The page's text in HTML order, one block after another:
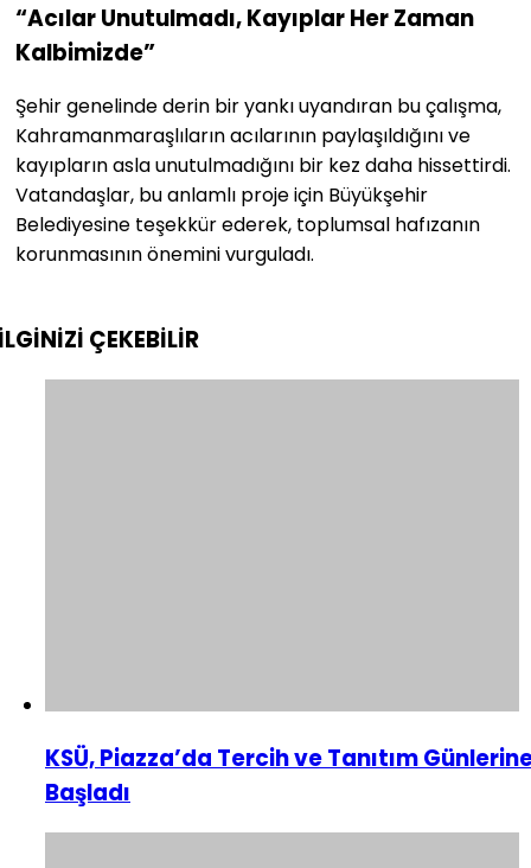
“Acılar Unutulmadı, Kayıplar Her Zaman
Kalbimizde”
Şehir genelinde derin bir yankı uyandıran bu çalışma,
Kahramanmaraşlıların acılarının paylaşıldığını ve
kayıpların asla unutulmadığını bir kez daha hissettirdi.
Vatandaşlar, bu anlamlı proje için Büyükşehir
Belediyesine teşekkür ederek, toplumsal hafızanın
korunmasının önemini vurguladı.
ÇEKEBİLİR
KSÜ, Piazza’da Tercih ve Tanıtım
Başladı